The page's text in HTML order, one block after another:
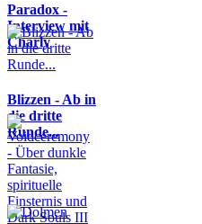
Paradox -
Interview mit
Charly
Blizzen - Ab in
die dritte
Runde...